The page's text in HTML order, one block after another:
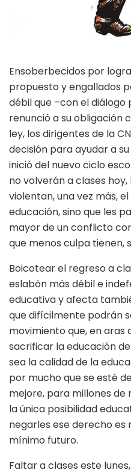
Ensoberbecidos por
propuesto y engallados
débil que –con el
renunció a su obligación
ley, los dirigentes de la
decisión para ayudar a
inició del nuevo ciclo
no volverán a clases
violentan, una vez más,
educación, sino que les
mayor de un conflicto
que menos culpa tienen,
Boicotear el regreso a
eslabón más débil e
educativa y afecta
que difícilmente podrán
movimiento que, en aras
sacrificar la educación
sea la calidad de la
por mucho que se esté
mejore, para millones de
la única posibilidad
negarles ese derecho
mínimo futuro.
Faltar a clases este